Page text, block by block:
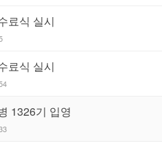
료식 실시
료식 실시
1326기 입영